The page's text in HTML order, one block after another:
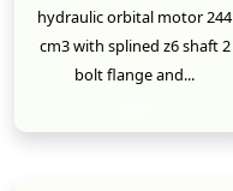
hydraulic orbital motor 244
cm3 with splined z6 shaft 2
bolt flange and...